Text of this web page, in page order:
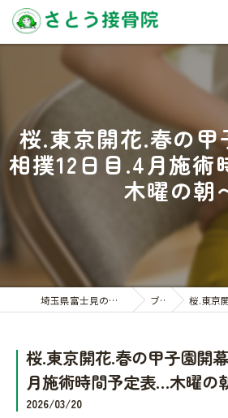
桜.東京開花.春の甲
相撲12日目.4月施
木曜の朝
埼玉県富士見の接骨院ならさとう接骨院 ブログ 桜.東京開花.春の
桜.東京開花.春の甲子園開
月施術時間予定表…木曜の
2026/03/20